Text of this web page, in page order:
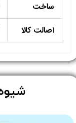
ساخت
اصالت کالا